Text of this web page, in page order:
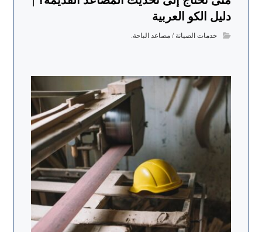
دليل الكو العربية
خدمات الصيانة / مصاعد الباحة.